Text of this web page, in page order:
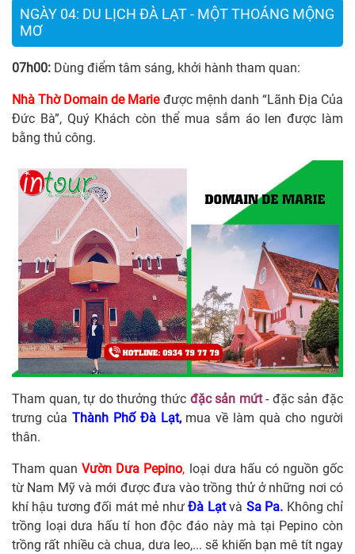
NGÀY 04: DU LỊCH ĐÀ LẠT - MỘT THOÁNG MỘNG
MƠ
07h00: Dùng điểm tâm sáng, khởi hành tham quan:
Nhà Thờ Domain de Marieđược mệnh danh “Lãnh Địa Của
Đức Bà”, Quý Khách còn thể mua sắm áo len được làm
bằng thủ công.
Tham quan, tự do thưởng thức đặc sản mứt- đặc sản đặc
trưng của Thành Phố Đà Lạt,mua về làm quà cho người
thân.
Tham quanVườn Dưa Pepino, loại dưa hấu có nguồn gốc
từ Nam Mỹ và mới được đưa vào trồng thử ở những nơi có
khí hậu tương đối mát mẻ nhưĐà Lạtvà Sa Pa. Không chỉ
trồng loại dưa hấu tí hon độc đáo này mà tại Pepino còn
trồng rất nhiều cà chua, dưa leo,... sẽ khiến bạn mê tít ngay